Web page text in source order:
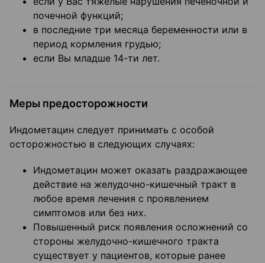
почечной функций;
в последние три месяца беременности или в
период кормления грудью;
если Вы младше 14-ти лет.
Меры предосторожности
Индометацин следует принимать с особой
осторожностью в следующих случаях:
Индометацин может оказать раздражающее
действие на желудочно-кишечный тракт в
любое время лечения с проявлением
симптомов или без них.
Повышенный риск появления осложнений со
стороны желудочно-кишечного тракта
существует у пациентов, которые ранее